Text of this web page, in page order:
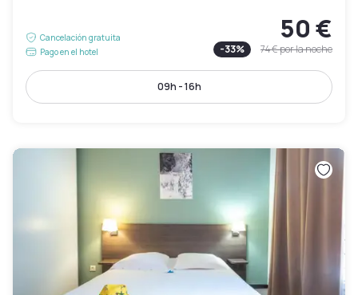
Cancelación gratuita
Pago en el hotel
50 €
-33% 74 €por la noche
09h - 16h